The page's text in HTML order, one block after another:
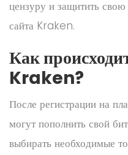
цензуру и защитить
сайта Kraken.
Как
Kraken?
После регистрации на
могут пополнить свой
выбирать необходимые